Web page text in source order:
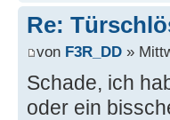
Re:
von F3R_DD »
Schade, ich
oder ein